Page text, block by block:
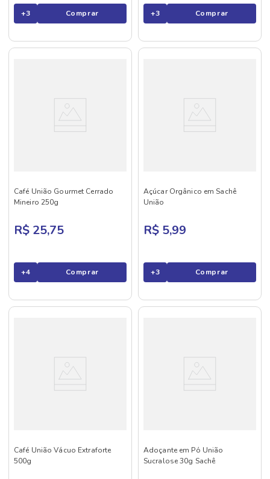
+3 Comprar +3 Comprar
Café União Gourmet Cerrado
Mineiro 250g
R$ 25,75
+4 Comprar
Açúcar Orgânico em Sachê
União
R$ 5,99
+3 Comprar
Café União Vácuo Extraforte
500g
Adoçante em Pó União
Sucralose 30g Sachê